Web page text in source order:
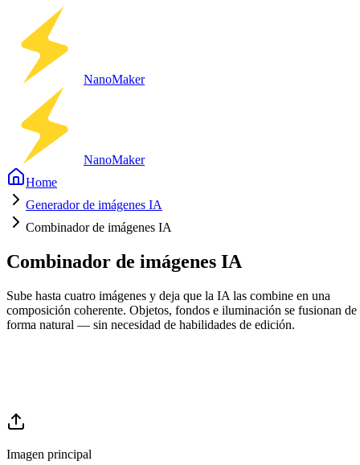
NanoMaker
NanoMaker
Home
Generador de imágenes IA
Combinador de imágenes IA
Combinador de imágenes IA
Sube hasta cuatro imágenes y deja que la IA las combine en una
composición coherente. Objetos, fondos e iluminación se fusionan de
forma natural — sin necesidad de habilidades de edición.
Imagen principal